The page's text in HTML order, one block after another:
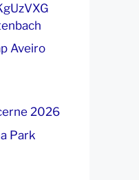
Aveiro
2026
Park